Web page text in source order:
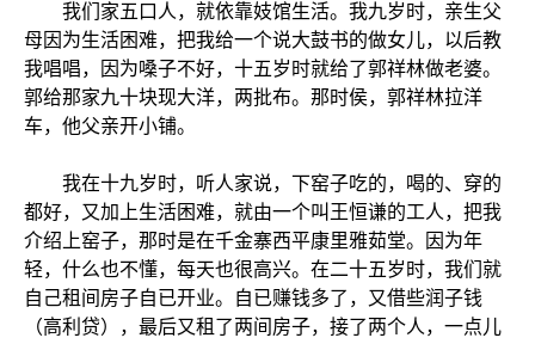
我们家五口人，就依靠妓馆生活。我九岁时，亲生父
母因为生活困难，把我给一个说大鼓书的做女儿，以后教
我唱唱，因为嗓子不好，十五岁时就给了郭祥林做老婆。
郭给那家九十块现大洋，两批布。那时侯，郭祥林拉洋
车，他父亲开小铺。
我在十九岁时，听人家说，下窑子吃的，喝的、穿的
都好，又加上生活困难，就由一个叫王恒谦的工人，把我
介绍上窑子，那时是在千金寨西平康里雅茹堂。因为年
轻，什么也不懂，每天也很高兴。在二十五岁时，我们就
自己租间房子自已开业。自已赚钱多了，又借些润子钱
（高利贷），最后又租了两间房子，接了两个人，一点儿